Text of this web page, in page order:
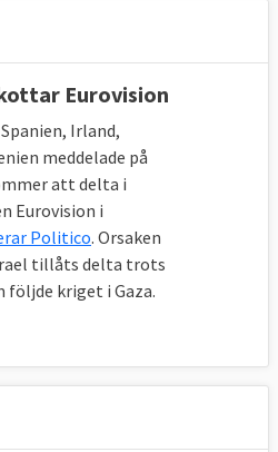
Eurovision
Irland,
meddelade på
att delta i
Eurovision i
Politico. Orsaken
tillåts delta trots
följde kriget i Gaza.